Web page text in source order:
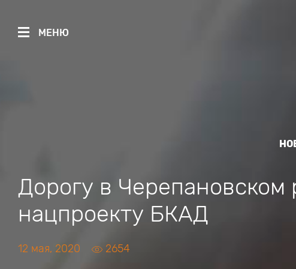
МЕНЮ
Дорогу в
нацпроекту БКАД
12 мая, 2020 2654